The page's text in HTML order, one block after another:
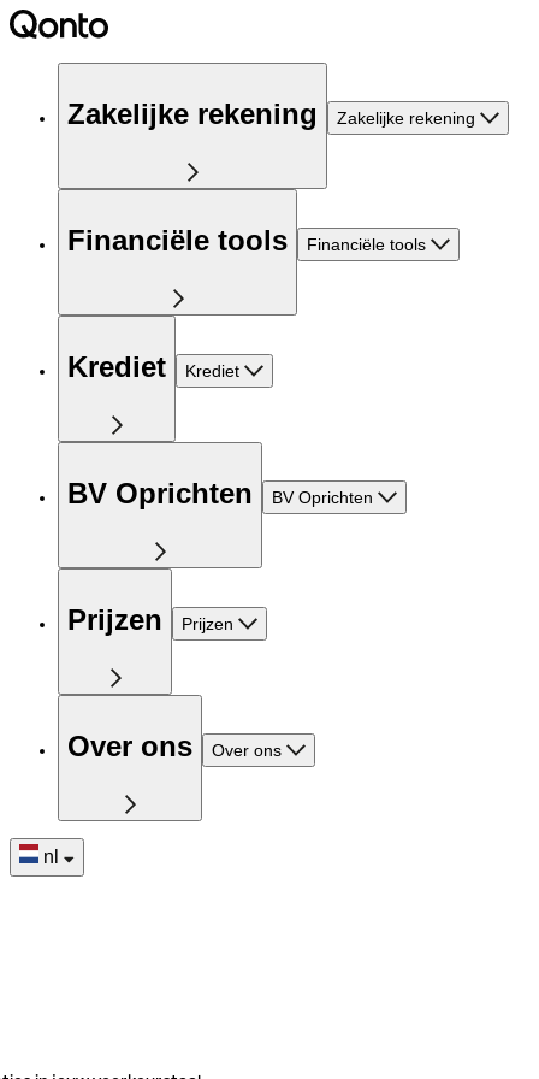
Zakelijke rekening Zakelijke rekening
Financiële tools Financiële tools
Krediet Krediet
BV Oprichten BV Oprichten
Prijzen Prijzen
Over ons Over ons
nl